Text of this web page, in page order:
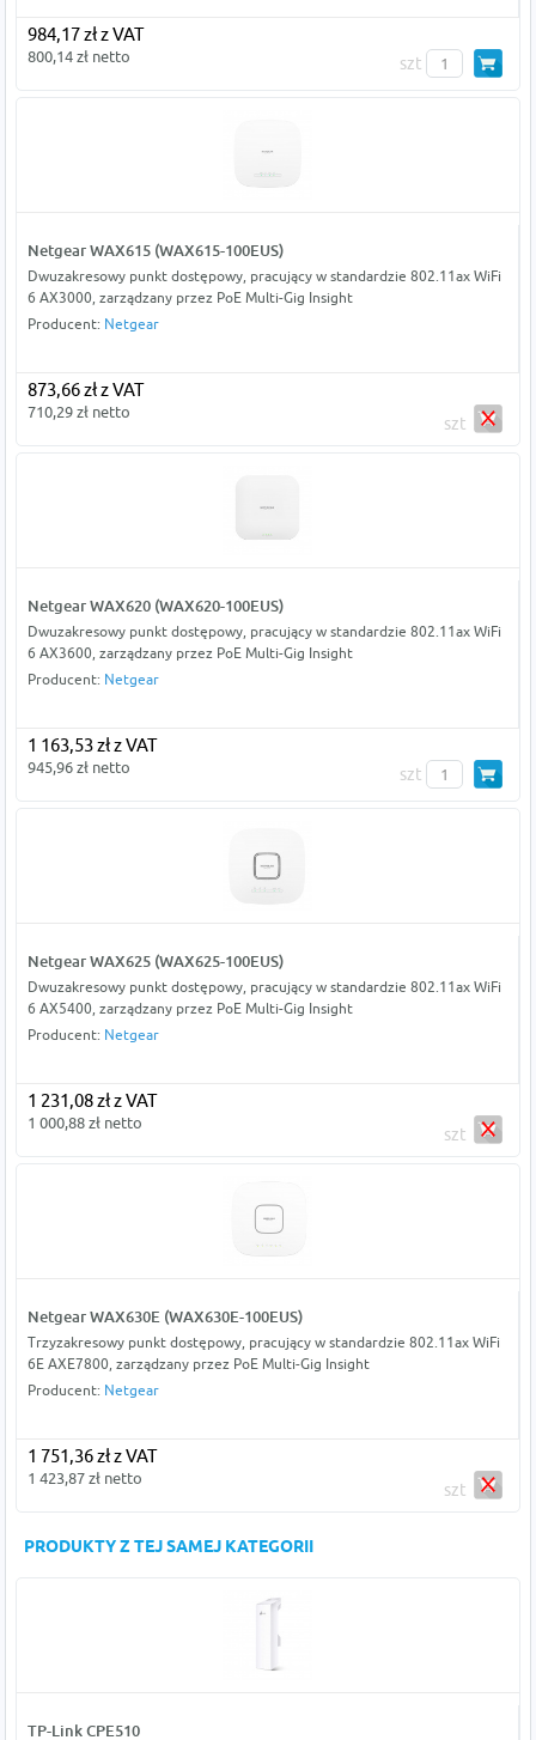
984,17 zł z VAT
800,14 zł netto szt
Netgear WAX615 (WAX615-100EUS)
Dwuzakresowy punkt dostępowy, pracujący w standardzie 802.11ax WiFi
6 AX3000, zarządzany przez PoE Multi-Gig Insight
Producent: Netgear
873,66 zł z VAT
710,29 zł netto
szt
Netgear WAX620 (WAX620-100EUS)
Dwuzakresowy punkt dostępowy, pracujący w standardzie 802.11ax WiFi
6 AX3600, zarządzany przez PoE Multi-Gig Insight
Producent: Netgear
1 163,53 zł z VAT
945,96 zł netto szt
Netgear WAX625 (WAX625-100EUS)
Dwuzakresowy punkt dostępowy, pracujący w standardzie 802.11ax WiFi
6 AX5400, zarządzany przez PoE Multi-Gig Insight
Producent: Netgear
1 231,08 zł z VAT
1 000,88 zł netto
szt
Netgear WAX630E (WAX630E-100EUS)
Trzyzakresowy punkt dostępowy, pracujący w standardzie 802.11ax WiFi
6E AXE7800, zarządzany przez PoE Multi-Gig Insight
Producent: Netgear
1 751,36 zł z VAT
1 423,87 zł netto
szt
PRODUKTY Z TEJ SAMEJ KATEGORII
TP-Link CPE510